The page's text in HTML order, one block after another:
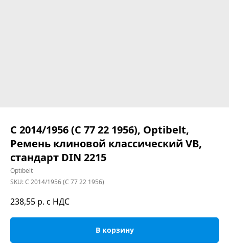
C 2014/1956 (C 77 22 1956), Optibelt,
Ремень клиновой классический VB,
стандарт DIN 2215
Optibelt
SKU:C 2014/1956 (C 77 22 1956)
238,55 р. с НДС
В корзину